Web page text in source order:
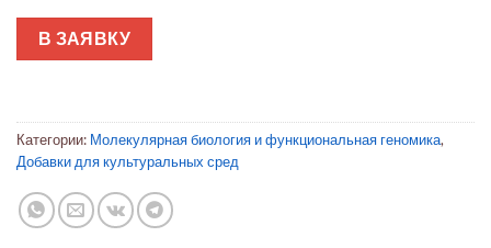
В ЗАЯВКУ
Категории: Молекулярная биология и функциональная геномика,
Добавки для культуральных сред